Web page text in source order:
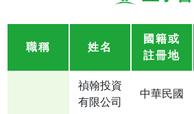
獨立董事溝通情形
功能性委員會
職稱 姓名
國籍或
註冊地
禎翰投資
有限公司
中華民國